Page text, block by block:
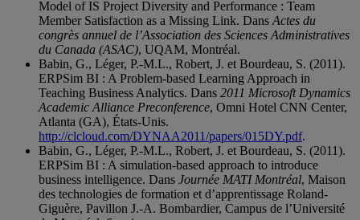
Model of IS Project Diversity and Performance : Team
Member Satisfaction as a Missing Link. Dans Actes du
congrès annuel de l’Association des Sciences Administratives
du Canada (ASAC), UQAM, Montréal.
Babin, G., Léger, P.-M.L., Robert, J. et Bourdeau, S. (2011).
ERPSim BI : A Problem-based Learning Approach in
Teaching Business Analytics. Dans 2011 Microsoft Dynamics
Academic Alliance Preconference, Omni Hotel CNN Center,
Atlanta (GA), États-Unis.
http://clcloud.com/DYNAA2011/papers/015DY.pdf.
Babin, G., Léger, P.-M.L., Robert, J. et Bourdeau, S. (2011).
ERPSim BI : A simulation-based approach to introduce
business intelligence. Dans Journée MATI Montréal, Maison
des technologies de formation et d’apprentissage Roland-
Giguère, Pavillon J.-A. Bombardier, Campus de l’Université